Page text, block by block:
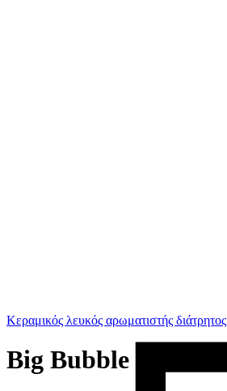
Κεραμικός λευκός αρωματιστής διάτρητος
Big Bubble